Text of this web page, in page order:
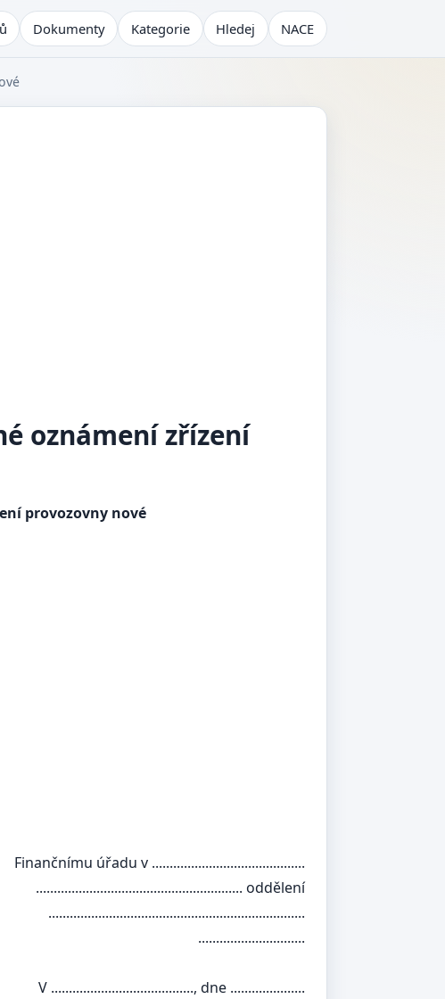
Dokumenty Kategorie Hledej NACE
oznámení zřízení
provozovny nové
oddělení
dne .....................